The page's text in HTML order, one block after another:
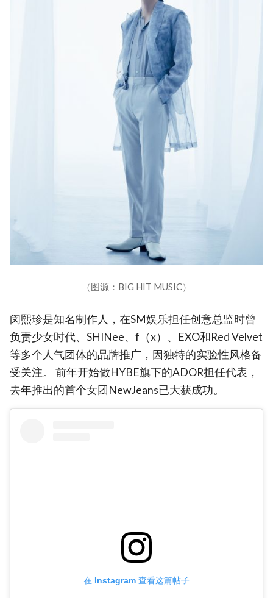
（图源：BIG HIT MUSIC）
闵熙珍是知名制作人，在SM娱乐担任创意总监时曾
负责少女时代、SHINee、f（x）、EXO和Red Velvet
等多个人气团体的品牌推广，因独特的实验性风格备
受关注。 前年开始做HYBE旗下的ADOR担任代表，
去年推出的首个女团NewJeans已大获成功。
在 Instagram 查看这篇帖子